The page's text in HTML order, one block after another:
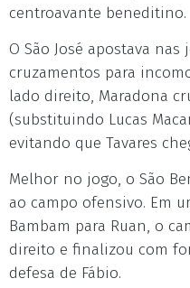
centroavante beneditino.
O São José apostava
cruzamentos para
lado direito, Maradona
(substituindo Lucas
evitando que Tavares
Melhor no jogo, o São
ao campo ofensivo. Em
Bambam para Ruan, o
direito e finalizou com
defesa de Fábio.